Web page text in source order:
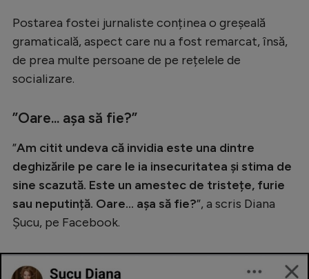
Auto
Rugby
JO 2024
JO 2026
Creează cont
Postarea fostei jurnaliste conținea o greșeală
gramaticală, aspect care nu a fost remarcat, însă,
de prea multe persoane de pe rețelele de
socializare.
”Oare... așa să fie?”
”Am citit undeva că invidia este una dintre
deghizările pe care le ia insecuritatea și stima de
sine scazută. Este un amestec de tristețe, furie
sau neputință. Oare... așa să fie?”, a scris Diana
Șucu, pe Facebook.